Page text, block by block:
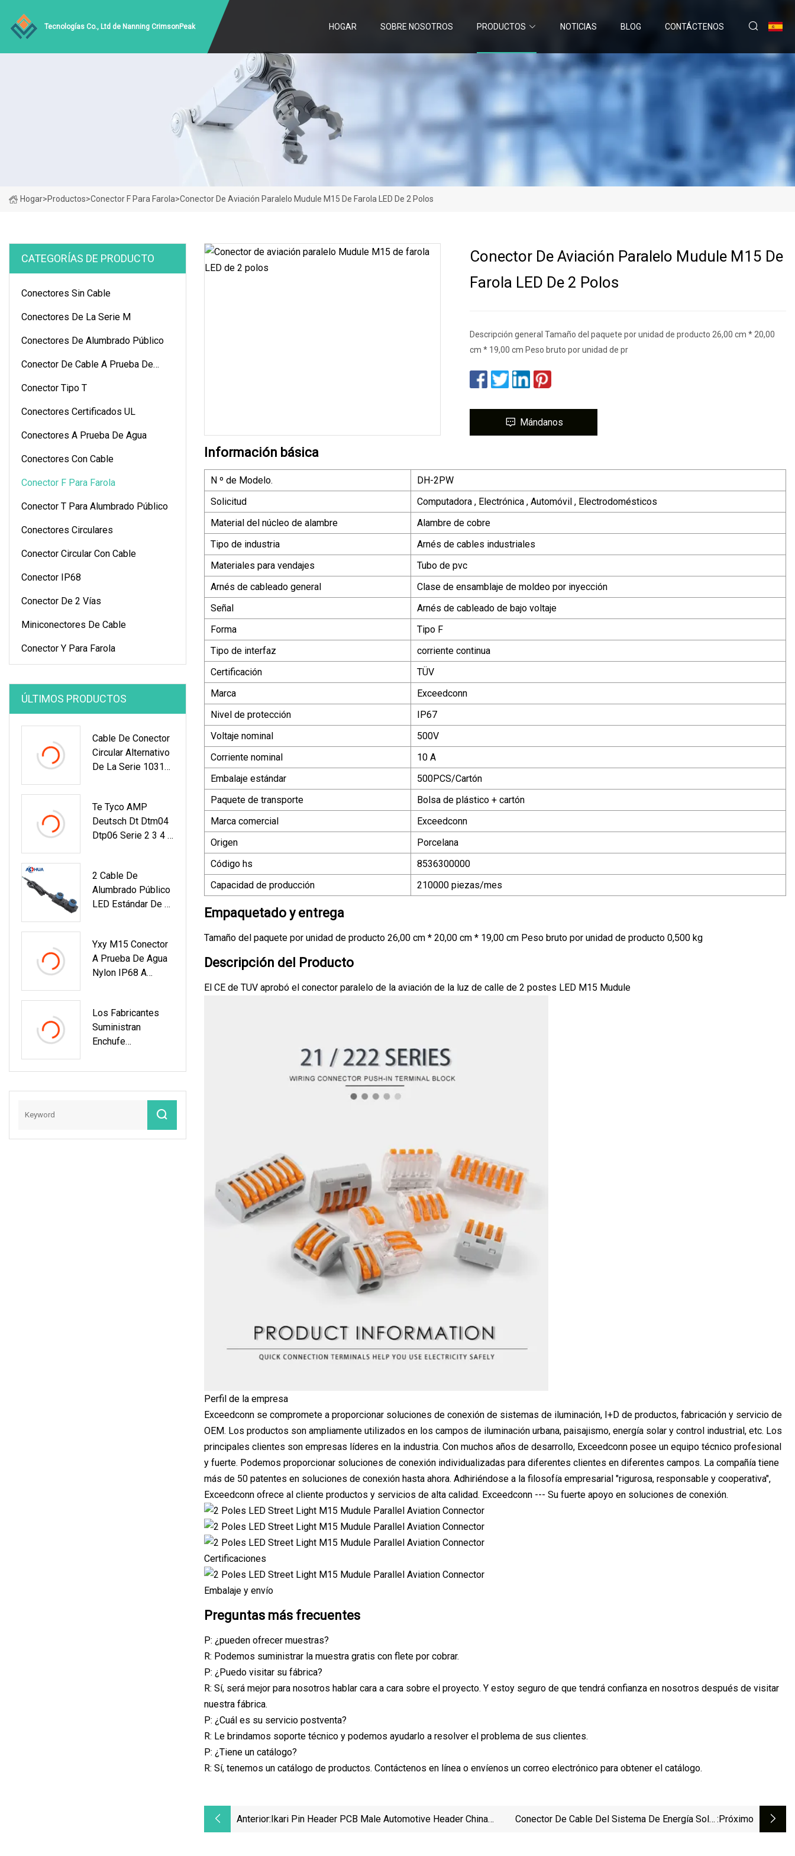
Tecnologías Co., Ltd de Nanning CrimsonPeak HOGAR SOBRE NOSOTROS PRODUCTOS NOTICIAS BLOG CONTÁCTENOS
Hogar>Productos>Conector F Para Farola>Conector De Aviación Paralelo Mudule M15 De Farola LED De 2 Polos
CATEGORÍAS DE PRODUCTO
Conectores Sin Cable
Conectores De La Serie M
Conectores De Alumbrado Público
Conector De Cable A Prueba De
Conector Tipo T
Conectores Certificados UL
Conectores A Prueba De Agua
Conectores Con Cable
Conector F Para Farola
Conector T Para Alumbrado Público
Conectores Circulares
Conector Circular Con Cable
Conector IP68
Conector De 2 Vías
Miniconectores De Cable
Conector Y Para Farola
ÚLTIMOS PRODUCTOS
Cable De Conector
Circular Alternativo
De La Serie 1031
A012 A019 130+
Te Tyco AMP
Deutsch Dt Dtm04
Dtp06 Serie 2 3 4 5
Macho Hembra
Terminal Eléctrico
Auto Car
Harness Connector
2 Cable De
Alumbrado Público
LED Estándar De 3
M15
Yxy M15 Conector
A Prueba De Agua
Nylon IP68 A
Macho Hembra De
2 Pines Para Luz
Solar De Calle
Los Fabricantes
Suministran
Enchufe
Alumbrado Público
Conector De Línea
Conector De Aviación Paralelo Mudule M15 De
Farola LED De 2 Polos
Descripción general Tamaño del paquete por unidad de producto 26,00 cm * 20,00
cm * 19,00 cm Peso bruto por unidad de pr
Mándanos
Información básica
N º de Modelo.
DH-2PW
Solicitud
Computadora , Electrónica , Automóvil , Electrodomésticos
Material del núcleo de alambre
Alambre de cobre
Tipo de industria
Arnés de cables industriales
Materiales para vendajes
Tubo de pvc
Arnés de cableado general
Clase de ensamblaje de moldeo por inyección
Señal
Arnés de cableado de bajo voltaje
Forma
Tipo F
Tipo de interfaz
corriente continua
Certificación
TÜV
Marca
Exceedconn
Nivel de protección
IP67
Voltaje nominal
500V
Corriente nominal
10 A
Embalaje estándar
500PCS/Cartón
Paquete de transporte
Bolsa de plástico + cartón
Marca comercial
Exceedconn
Origen
Porcelana
Código hs
8536300000
Capacidad de producción
210000 piezas/mes
Empaquetado y entrega
Tamaño del paquete por unidad de producto 26,00 cm * 20,00 cm * 19,00 cm Peso bruto por unidad de producto 0,500 kg
Descripción del Producto
El CE de TUV aprobó el conector paralelo de la aviación de la luz de calle de 2 postes LED M15 Mudule
Perfil de la empresa
Exceedconn se compromete a proporcionar soluciones de conexión de sistemas de iluminación, I+D de productos, fabricación y servicio de
OEM. Los productos son ampliamente utilizados en los campos de iluminación urbana, paisajismo, energía solar y control industrial, etc. Los
principales clientes son empresas líderes en la industria. Con muchos años de desarrollo, Exceedconn posee un equipo técnico profesional
y fuerte. Podemos proporcionar soluciones de conexión individualizadas para diferentes clientes en diferentes campos. La compañía tiene
más de 50 patentes en soluciones de conexión hasta ahora. Adhiriéndose a la filosofía empresarial "rigurosa, responsable y cooperativa",
Exceedconn ofrece al cliente productos y servicios de alta calidad. Exceedconn --- Su fuerte apoyo en soluciones de conexión.
Certificaciones
Embalaje y envío
Preguntas más frecuentes
P: ¿pueden ofrecer muestras?
R: Podemos suministrar la muestra gratis con flete por cobrar.
P: ¿Puedo visitar su fábrica?
R: Sí, será mejor para nosotros hablar cara a cara sobre el proyecto. Y estoy seguro de que tendrá confianza en nosotros después de visitar
nuestra fábrica.
P: ¿Cuál es su servicio postventa?
R: Le brindamos soporte técnico y podemos ayudarlo a resolver el problema de sus clientes.
P: ¿Tiene un catálogo?
R: Sí, tenemos un catálogo de productos. Contáctenos en línea o envíenos un correo electrónico para obtener el catálogo.
Anterior:Ikari Pin Header PCB Male Automotive Header China
Conector De Cable Del Sistema De Energía Solar :próximo